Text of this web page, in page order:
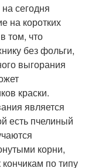
сегодня
на коротких
том, что
без фольги,
выгорания
краски.
является
есть пчелиный
корни,
по типу